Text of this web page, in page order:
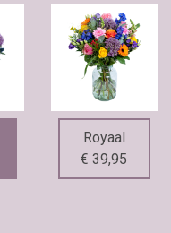
Royaal
€ 39,95